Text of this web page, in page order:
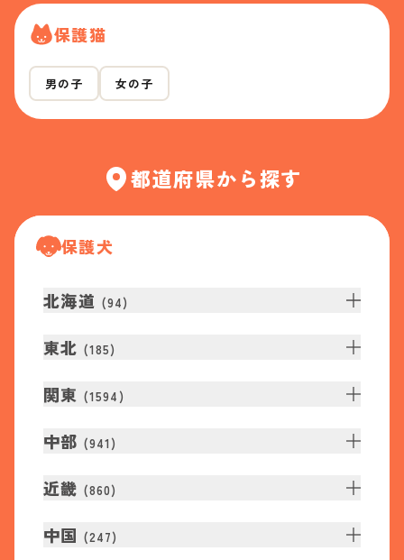
保護猫
男の子 女の子
都道府県から探す
保護犬
北海道 (94)
東北 (185)
関東 (1594 )
中部 (941 )
近畿 (860)
中国 (247)